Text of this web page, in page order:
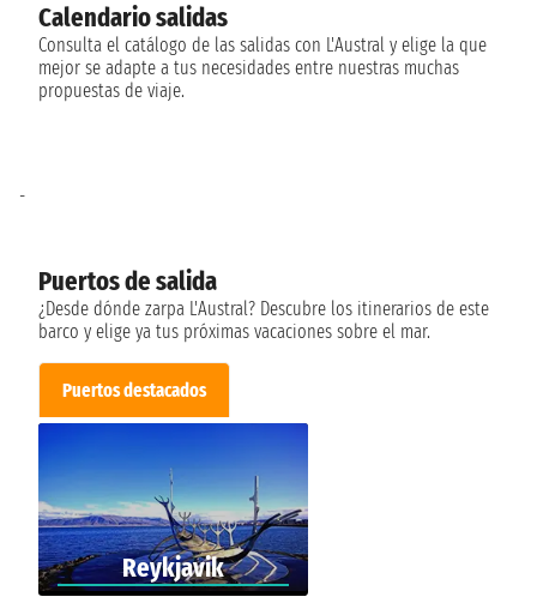
Calendario salidas
Consulta el catálogo de las salidas con L'Austral y elige la que
mejor se adapte a tus necesidades entre nuestras muchas
propuestas de viaje.
Puertos de salida
¿Desde dónde zarpa L'Austral? Descubre los itinerarios de este
barco y elige ya tus próximas vacaciones sobre el mar.
Puertos destacados
Reykjavik
-